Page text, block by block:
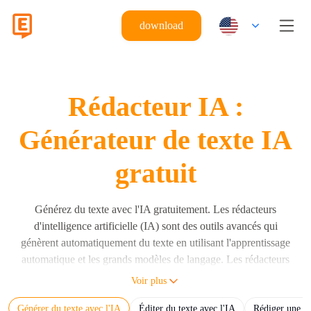
download
Rédacteur IA :
Générateur de texte IA
gratuit
Générez du texte avec l'IA gratuitement. Les rédacteurs
d'intelligence artificielle (IA) sont des outils avancés qui
génèrent automatiquement du texte en utilisant l'apprentissage
automatique et les grands modèles de langage. Les rédacteurs
IA créent des phrases, des paragraphes et des documents
Voir plus
Générer du texte avec l'IA Éditer du texte avec l'IA Rédiger une